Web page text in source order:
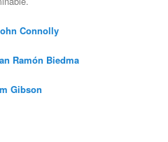
Connolly
Ramón Biedma
Gibson